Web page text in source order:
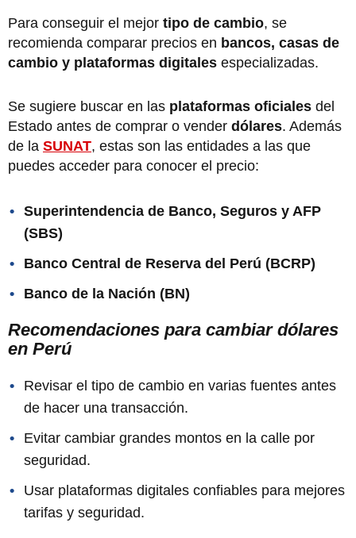
Para conseguir el mejor tipo de cambio, se
recomienda comparar precios en bancos, casas de
cambio y plataformas digitales especializadas.
Se sugiere buscar en las plataformas oficiales del
Estado antes de comprar o vender dólares. Además
de la SUNAT, estas son las entidades a las que
puedes acceder para conocer el precio:
Superintendencia de Banco, Seguros y AFP
(SBS)
Banco Central de Reserva del Perú (BCRP)
Banco de la Nación (BN)
Recomendaciones para cambiar dólares
en Perú
Revisar el tipo de cambio en varias fuentes antes
de hacer una transacción.
Evitar cambiar grandes montos en la calle por
seguridad.
Usar plataformas digitales confiables para mejores
tarifas y seguridad.